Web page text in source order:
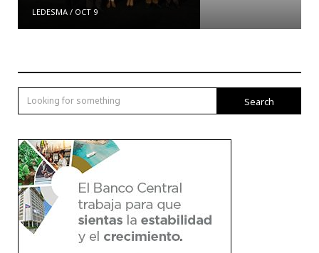
LEDESMA/ OCT 9
Search